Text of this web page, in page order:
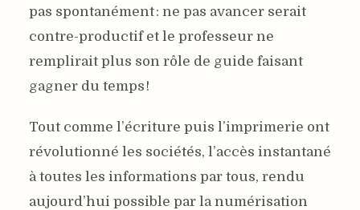
pas spontanément : ne pas avancer serait
contre-productif et le professeur ne
remplirait plus son rôle de guide faisant
gagner du temps !
Tout comme l’écriture puis l’imprimerie ont
révolutionné les sociétés, l’accès instantané
à toutes les informations par tous, rendu
aujourd’hui possible par la numérisation